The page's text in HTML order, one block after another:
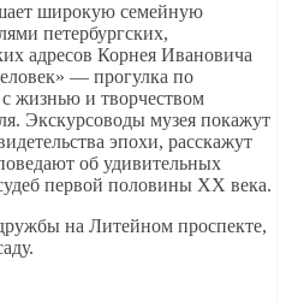
широкую семейную
петербургских,
адресов Корнея Ивановича
— прогулка по
жизнью и творчеством
Экскурсоводы музея покажут
эпохи, расскажут
об удивительных
первой половины ХХ века.
на Литейном проспекте,